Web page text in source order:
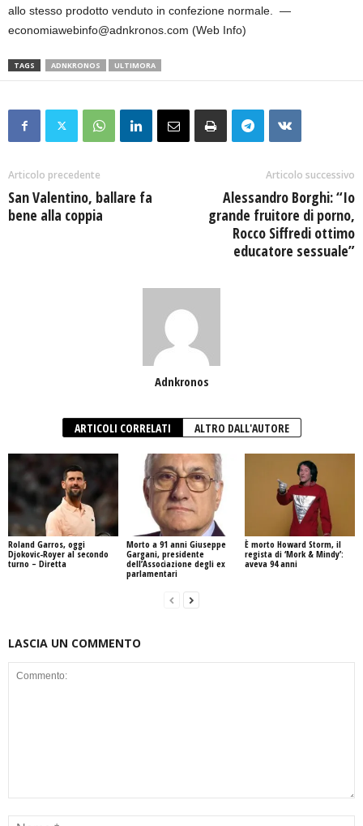
allo stesso prodotto venduto in confezione normale. —
economiawebinfo@adnkronos.com (Web Info)
TAGS ADNKRONOS ULTIMORA
Articolo precedente
San Valentino, ballare fa
bene alla coppia
Articolo successivo
Alessandro Borghi: “Io
grande fruitore di porno,
Rocco Siffredi ottimo
educatore sessuale”
Adnkronos
ARTICOLI CORRELATI ALTRO DALL'AUTORE
Roland Garros, oggi
Djokovic-Royer al secondo
turno – Diretta
Morto a 91 anni Giuseppe
Gargani, presidente
dell’Associazione degli ex
parlamentari
È morto Howard Storm, il
regista di ‘Mork & Mindy’:
aveva 94 anni
LASCIA UN COMMENTO